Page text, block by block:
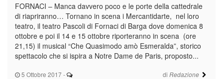
5 Ottobre 2017 - di Redazione
FORNACI – Manca davvero poco e le porte della cattedrale
di riapriranno… Tornano in scena i Mercantidarte, nel loro
teatro, il teatro Pascoli di Fornaci di Barga dove domenica 8
ottobre e poi il 14 e 15 ottobre riporteranno in scena (ore
21,15) il musical “Che Quasimodo amò Esmeralda”, storico
spettacolo che si ispira a Notre Dame de Paris, proposto...